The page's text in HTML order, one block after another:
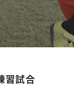
習試合